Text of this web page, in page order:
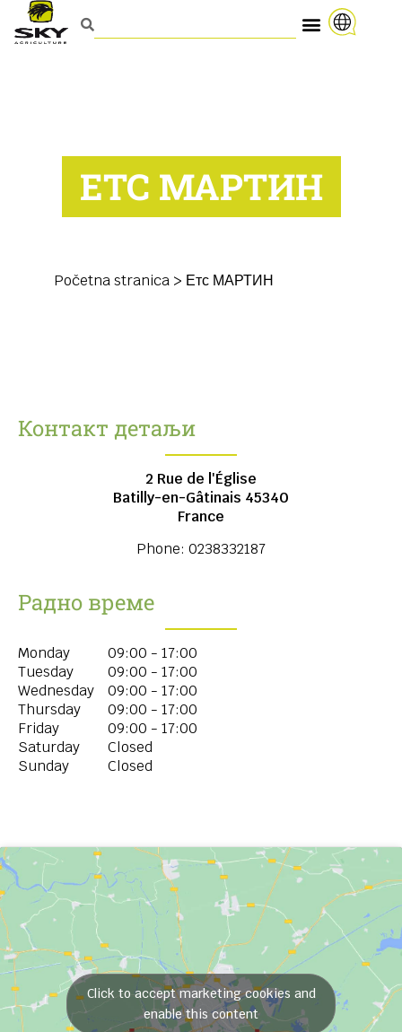
ЕТС МАРТИН
Početna stranica > Етс МАРТИН
Контакт детаљи
2 Rue de l'Église
Batilly-en-Gâtinais 45340
France
Phone: 0238332187
Радно време
Monday
09:00 - 17:00
Tuesday
09:00 - 17:00
Wednesday
09:00 - 17:00
Thursday
09:00 - 17:00
Friday
09:00 - 17:00
Saturday
Closed
Sunday
Closed
Click to accept marketing cookies and
enable this content